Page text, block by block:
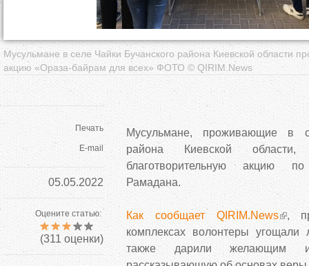
Мусульмане в селе Чайки Бучанского района Киевской области
акцию «Ораза-байрам для всех» ФОТО © QIRIM.News
Печать
E-mail
05.05.2022
Оцените статью:
(311оценки)
Мусульмане, проживающие в
района Киевской
благотворительную акцию
Рамадана.
Как сообщает QIRIM.News
,
комплексах волонтеры угощали
также дарили желающим